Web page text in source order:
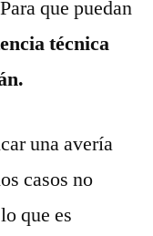
que puedan
técnica
una avería
casos no
que es